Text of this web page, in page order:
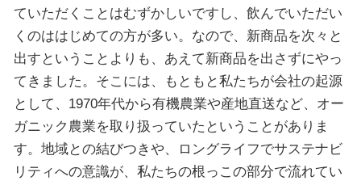
ていただくことはむずかしいですし、飲んでいただい
くのははじめての方が多い。なので、新商品を次々と
出すということよりも、あえて新商品を出さずにやっ
てきました。そこには、もともと私たちが会社の起源
として、1970年代から有機農業や産地直送など、オー
ガニック農業を取り扱っていたということがありま
す。地域との結びつきや、ロングライフでサステナビ
リティへの意識が、私たちの根っこの部分で流れてい